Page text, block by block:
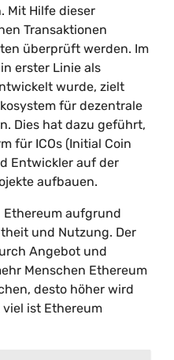
Mit Hilfe dieser
Transaktionen
überprüft werden. Im
erster Linie als
wurde, zielt
für dezentrale
Dies hat dazu geführt,
für ICOs (Initial Coin
Entwickler auf der
aufbauen.
Ethereum aufgrund
und Nutzung. Der
Angebot und
Menschen Ethereum
desto höher wird
ist Ethereum